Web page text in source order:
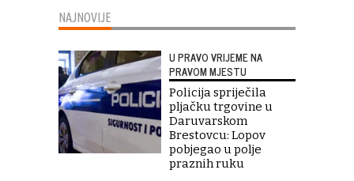
NAJNOVIJE
U PRAVO VRIJEME NA
PRAVOM MJESTU
Policija spriječila
pljačku trgovine u
Daruvarskom
Brestovcu: Lopov
pobjegao u polje
praznih ruku